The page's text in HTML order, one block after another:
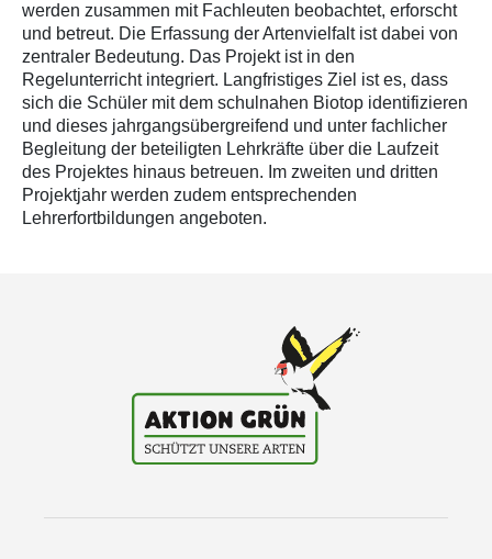
werden zusammen mit Fachleuten beobachtet, erforscht
und betreut. Die Erfassung der Artenvielfalt ist dabei von
zentraler Bedeutung. Das Projekt ist in den
Regelunterricht integriert. Langfristiges Ziel ist es, dass
sich die Schüler mit dem schulnahen Biotop identifizieren
und dieses jahrgangsübergreifend und unter fachlicher
Begleitung der beteiligten Lehrkräfte über die Laufzeit
des Projektes hinaus betreuen. Im zweiten und dritten
Projektjahr werden zudem entsprechenden
Lehrerfortbildungen angeboten.